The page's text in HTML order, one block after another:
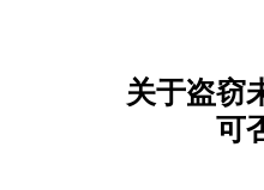
关于盗窃
可